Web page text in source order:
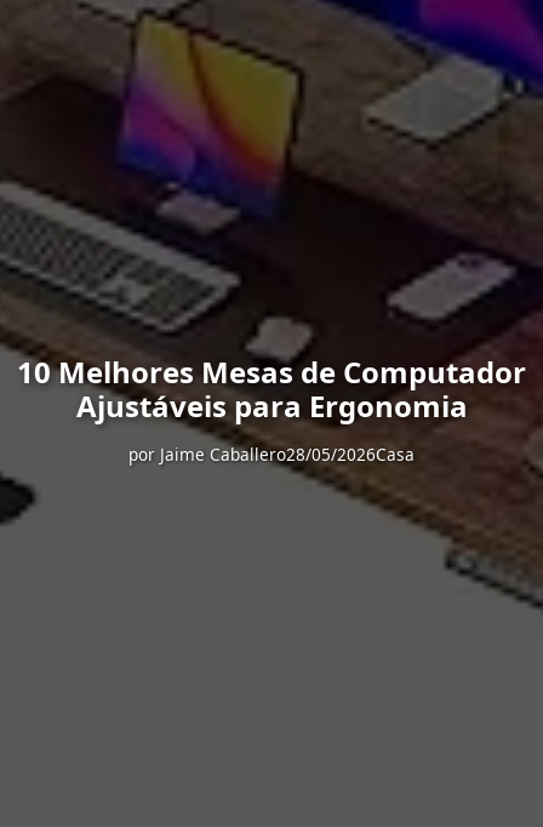
10 Melhores Mesas de Computador
Ajustáveis para Ergonomia
por Jaime Caballero28/05/2026Casa